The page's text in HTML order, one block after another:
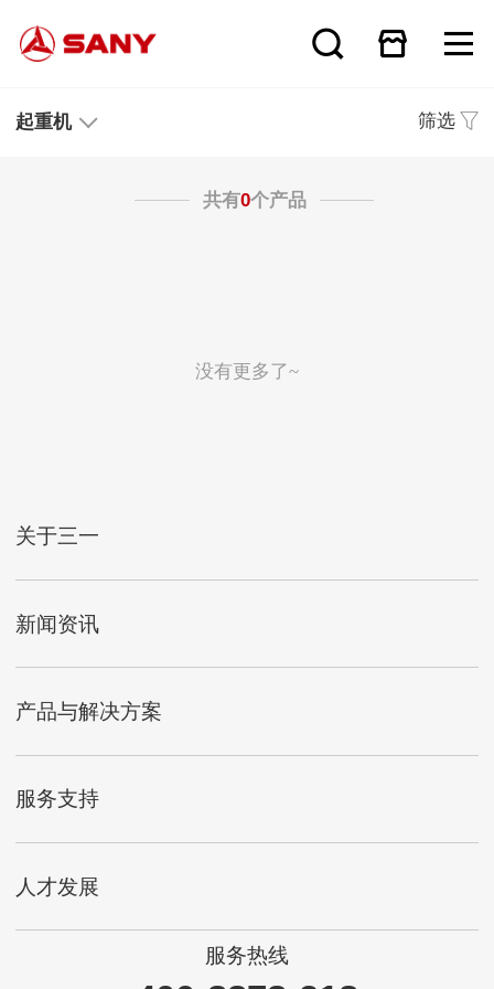
起重机 筛选
共有0个产品
没有更多了~
关于三一
新闻资讯
产品与解决方案
服务支持
人才发展
服务热线